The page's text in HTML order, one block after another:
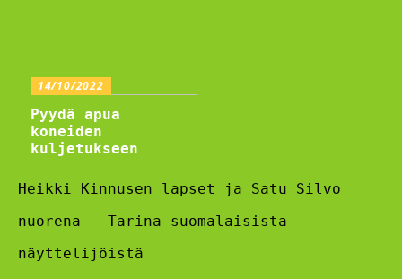
14/10/2022
Pyydä apua
koneiden
kuljetukseen
Heikki Kinnusen lapset ja Satu Silvo
nuorena – Tarina suomalaisista
näyttelijöistä